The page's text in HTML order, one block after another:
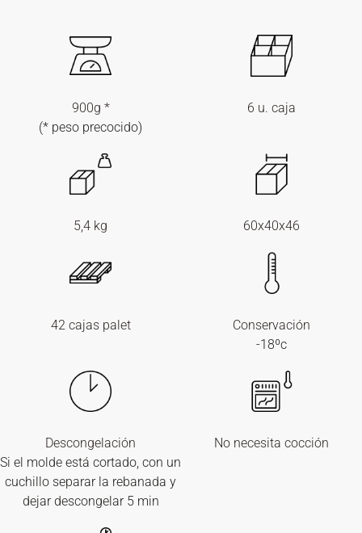
900g *
(* peso precocido)
6 u. caja
5,4 kg 60x40x46
42 cajas palet
Conservación
-18ºc
Descongelación
Si el molde está cortado, con un
cuchillo separar la rebanada y
dejar descongelar 5 min
No necesita cocción